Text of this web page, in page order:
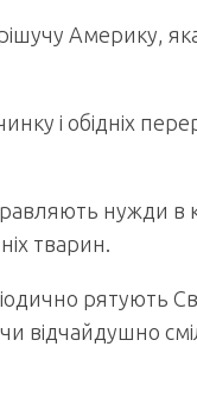
Америку,
і обідніх
нужди в
тварин.
рятують
відчайдушно